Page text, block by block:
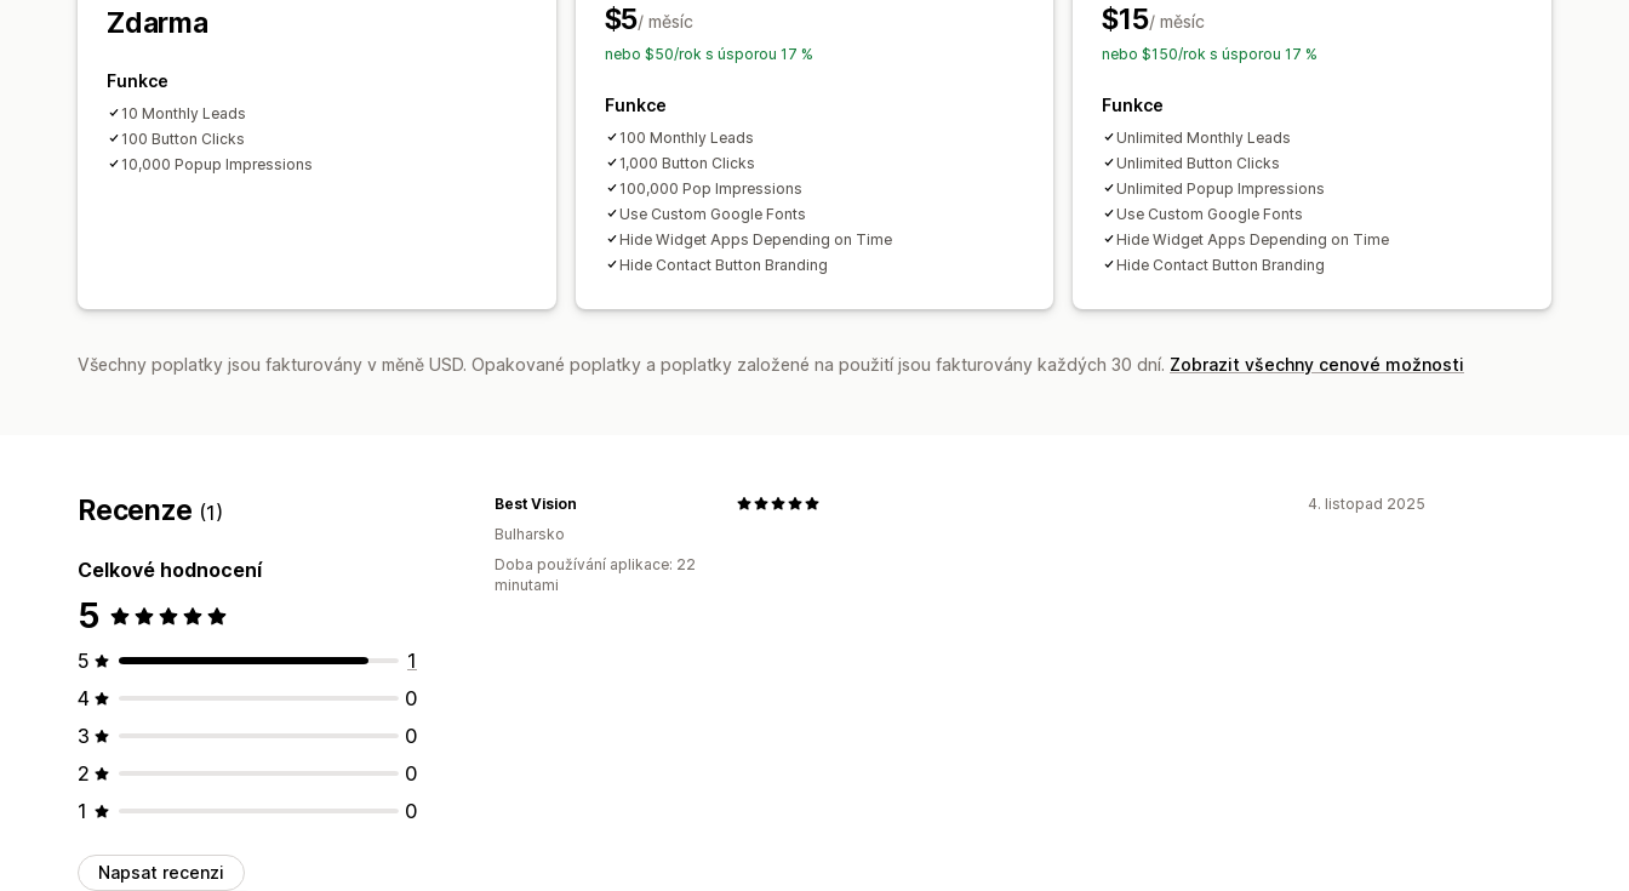
Zdarma
Funkce
10 Monthly Leads
100 Button Clicks
10,000 Popup Impressions
$5/ měsíc
nebo $50/rok s úsporou 17 %
Funkce
100 Monthly Leads
1,000 Button Clicks
100,000 Pop Impressions
Use Custom Google Fonts
Hide Widget Apps Depending on Time
Hide Contact Button Branding
$15/ měsíc
nebo $150/rok s úsporou 17 %
Funkce
Unlimited Monthly Leads
Unlimited Button Clicks
Unlimited Popup Impressions
Use Custom Google Fonts
Hide Widget Apps Depending on Time
Hide Contact Button Branding
Všechny poplatky jsou fakturovány v měně USD. Opakované poplatky a poplatky založené na použití jsou fakturovány každých 30 dní. Zobrazit všechny cenové možnosti
Recenze (1)
Celkové hodnocení
5
5
1
4
0
3
0
2
0
1
0
Napsat recenzi
4. listopad 2025
Best Vision
Bulharsko
Doba používání aplikace: 22
minutami